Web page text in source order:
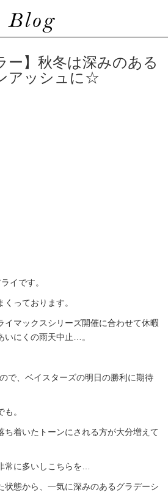
ー】秋冬は深みのある
アッシュに☆
イです。
っております。
イマックスシリーズ開催に合わせて休暇
いにくの雨天中止…。
で、ベイスターズの明日の勝利に期待
。
ち着いたトーンにされる方が大分増えて
常に多いしこちらを…
状態から、一気に深みのあるグラデーシ